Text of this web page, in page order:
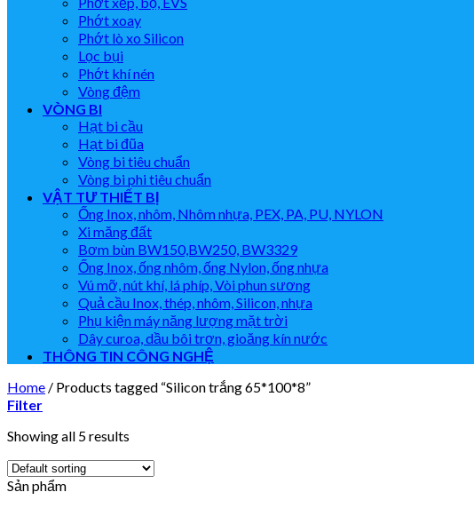
Phớt xoay
Phớt lò xo Silicon
Lọc bụi
Phớt khí nén
Vòng đệm
VÒNG BI
Hạt bi cầu
Hạt bi đũa
Vòng bi tiêu chuẩn
Vòng bi phi tiêu chuẩn
VẬT TƯ THIẾT BỊ
Ống Inox, nhôm, Nhôm nhựa, PEX, PA, PU, NYLON
Xi măng đất
Bơm bùn BW150,BW250, BW3329
Ống Inox, ống nhôm, ống Nylon, ống nhựa
Vú mỡ, nút khí, lá phíp, Vòi phun sương
Quả cầu Inox, thép, nhôm, Silicon, nhựa
Phụ kiện máy năng lượng mặt trời
Dây curoa, dầu bôi trơn, gioăng kín nước
THÔNG TIN CÔNG NGHỆ
Home / Products tagged “Silicon trắng 65*100*8”
Filter
Showing all 5 results
Sản phẩm